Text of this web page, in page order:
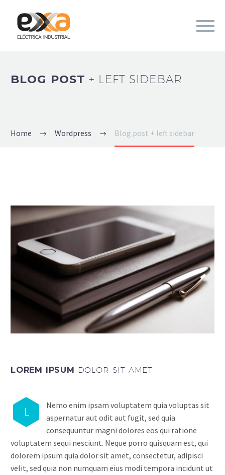
BLOG POST+ LEFT SIDEBAR
Home Wordpress Blog post + left sidebar
LOREM IPSUM DOLOR SIT AMET
L
Nemo enim ipsam voluptatem quia voluptas sit
aspernatur aut odit aut fugit, sed quia
consequuntur magni dolores eos qui ratione
voluptatem sequi nesciunt. Neque porro quisquam est, qui
dolorem ipsum quia dolor sit amet, consectetur, adipisci
velit, sed quia non numquam eius modi tempora incidunt ut